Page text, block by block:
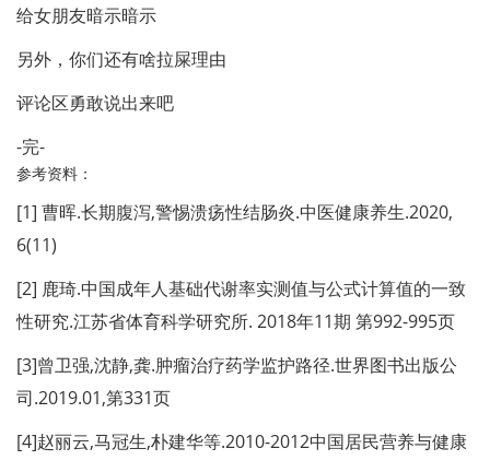
给女朋友暗示暗示
另外，你们还有啥拉屎理由
评论区勇敢说出来吧
-完-
参考资料：
[1] 曹晖.长期腹泻,警惕溃疡性结肠炎.中医健康养生.2020,
6(11)
[2] 鹿琦.中国成年人基础代谢率实测值与公式计算值的一致
性研究.江苏省体育科学研究所. 2018年11期 第992-995页
[3]曾卫强,沈静,龚.肿瘤治疗药学监护路径.世界图书出版公
司.2019.01,第331页
[4]赵丽云,马冠生,朴建华等.2010-2012中国居民营养与健康